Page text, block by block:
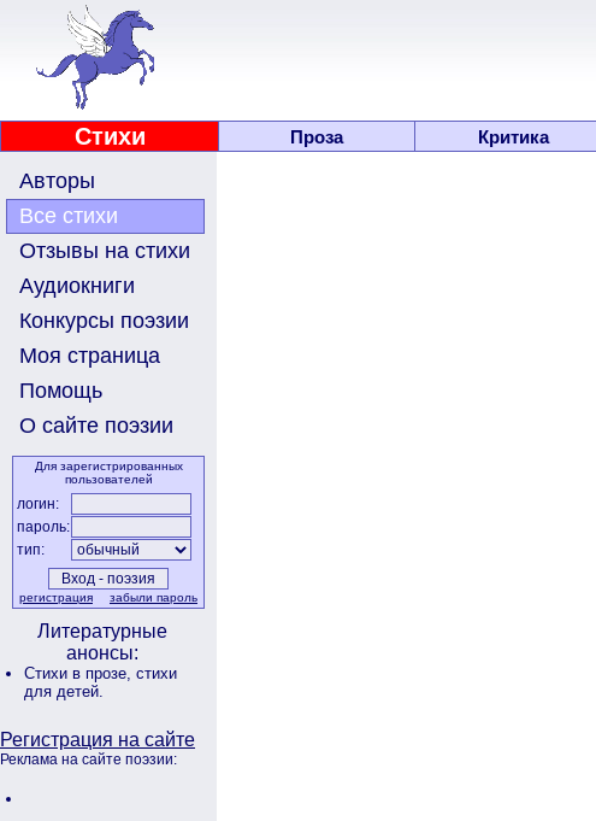
Стихи Проза Критика
Авторы
Все стихи
Отзывы на стихи
Аудиокниги
Конкурсы поэзии
Моя страница
Помощь
О сайте поэзии
Для зарегистрированных
пользователей
логин:
пароль:
тип:
регистрация забыли пароль
Литературные
анонсы:
Стихи в прозе, стихи
для детей.
Регистрация на сайте
Реклама на сайте поэзии: